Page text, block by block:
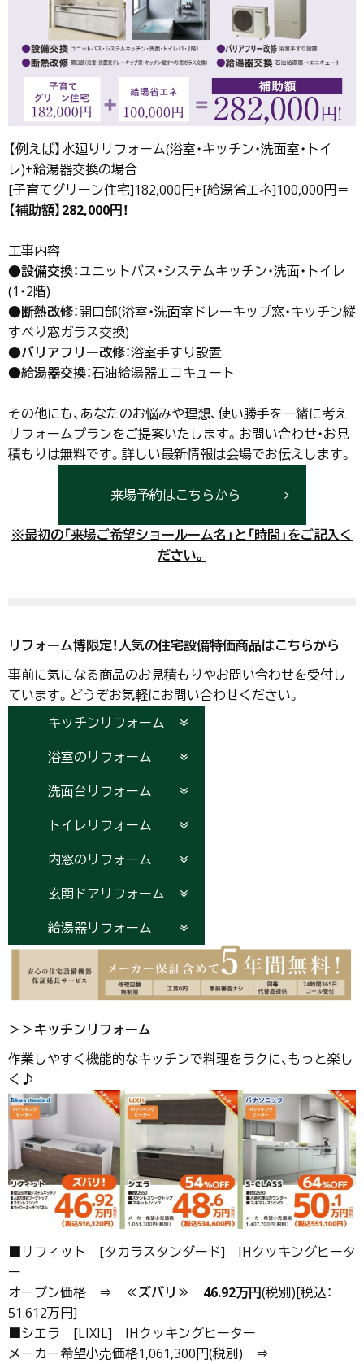
【例えば】水廻りリフォーム(浴室・キッチン・洗面室・トイ
レ)+給湯器交換の場合
[子育てグリーン住宅]182,000円+[給湯省エネ]100,000円＝
【補助額】282,000円！
工事内容
●設備交換：ユニットバス・システムキッチン・洗面・トイレ
(1・2階)
●断熱改修：開口部(浴室・洗面室ドレーキップ窓・キッチン縦
すべり窓ガラス交換)
●バリアフリー改修：浴室手すり設置
●給湯器交換：石油給湯器→エコキュート
その他にも、あなたのお悩みや理想、使い勝手を一緒に考え
リフォームプランをご提案いたします。お問い合わせ・お見
積もりは無料です。詳しい最新情報は会場でお伝えします。
来場予約はこちらから
※最初の「来場ご希望ショールーム名」と「時間」をご記入く
ださい。
リフォーム博限定！人気の住宅設備特価商品はこちらから
事前に気になる商品のお見積もりやお問い合わせを受付し
ています。どうぞお気軽にお問い合わせください。
キッチンリフォーム
浴室のリフォーム
洗面台リフォーム
トイレリフォーム
内窓のリフォーム
玄関ドアリフォーム
給湯器リフォーム
＞＞キッチンリフォーム
作業しやすく機能的なキッチンで料理をラクに、もっと楽し
く♪
■リフィット [タカラスタンダード] IHクッキングヒータ
ー
オープン価格 ⇒ ≪ズバリ≫ 46.92万円(税別)[税込：
51.612万円]
■シエラ [LIXIL] IHクッキングヒーター
メーカー希望小売価格1,061,300円(税別) ⇒